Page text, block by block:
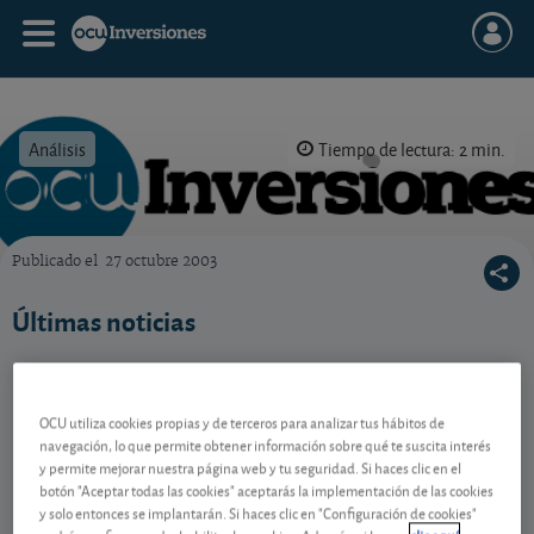
Análisis Tiempo de lectura: 2 min.
Publicado el 27 octubre 2003
Últimas noticias
Contenido reservado a SOCIOS
Gestiona tu dinero con visión
OCU utiliza cookies propias y de terceros para analizar tus hábitos de
navegación, lo que permite obtener información sobre qué te suscita interés
y permite mejorar nuestra página web y tu seguridad. Si haces clic en el
botón "Aceptar todas las cookies" aceptarás la implementación de las cookies
y solo entonces se implantarán. Si haces clic en "Configuración de cookies"